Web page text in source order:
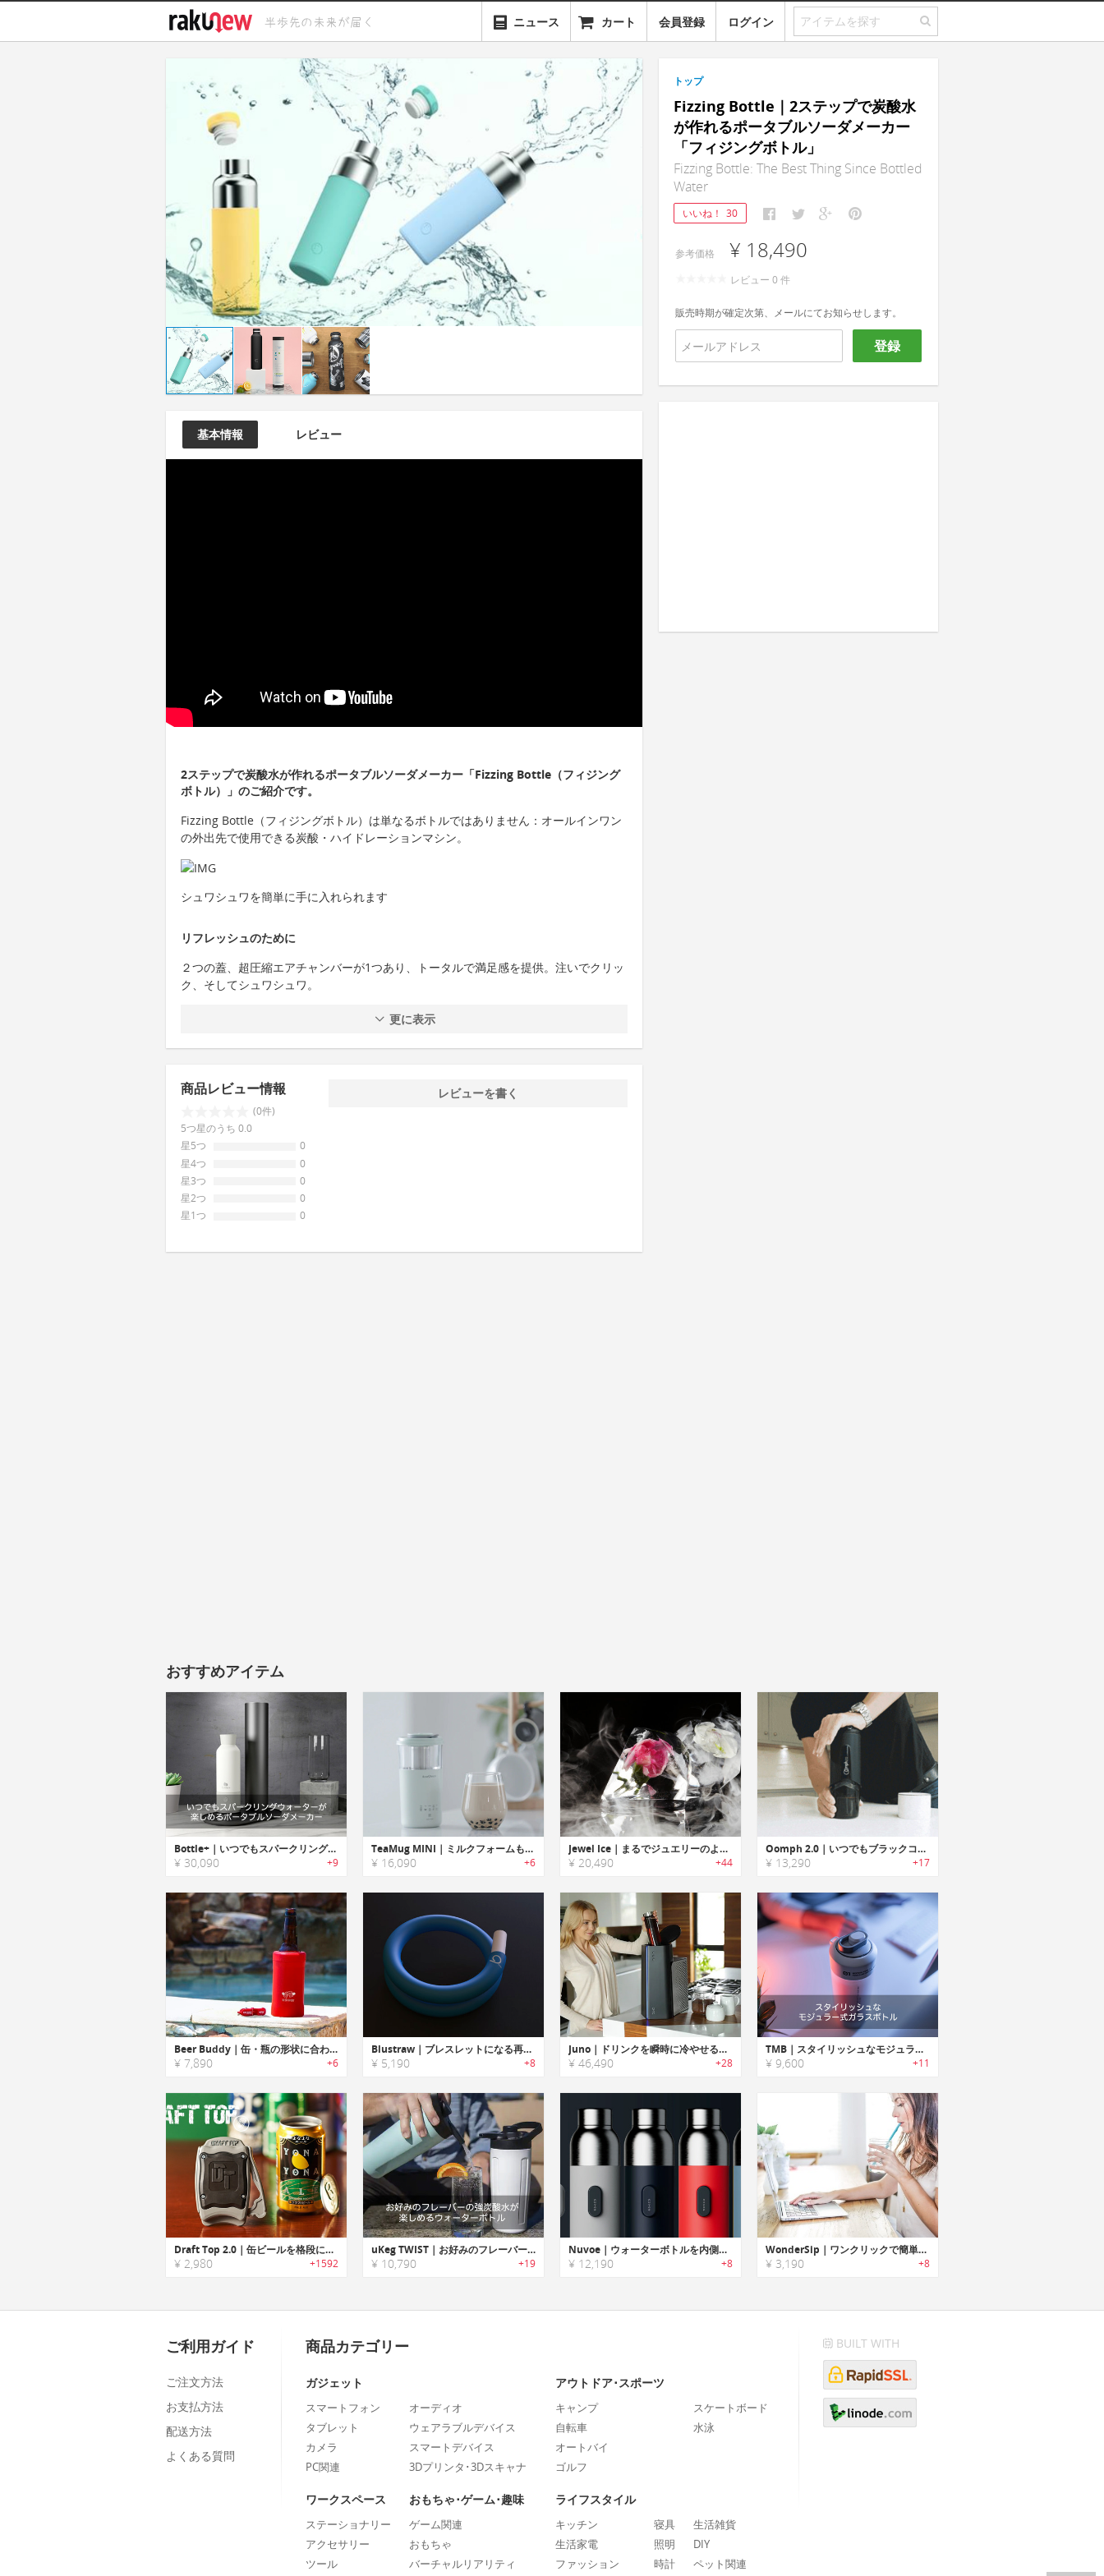
ニュース カート 会員登録 ログイン
基本情報 レビュー
2ステップで炭酸水が作れるポータブルソーダメーカー「Fizzing Bottle（フィジング
ボトル）」のご紹介です。
Fizzing Bottle（フィジングボトル）は単なるボトルではありません：オールインワン
の外出先で使用できる炭酸・ハイドレーションマシン。
シュワシュワを簡単に手に入れられます
リフレッシュのために
２つの蓋、超圧縮エアチャンバーが1つあり、トータルで満足感を提供。注いでクリッ
ク、そしてシュワシュワ。
更に表示
商品レビュー情報
(0件)
5つ星のうち 0.0
星5つ
0
星4つ
0
星3つ
0
星2つ
0
星1つ
0
レビューを書く
トップ
Fizzing Bottle｜2ステップで炭酸水
が作れるポータブルソーダメーカー
「フィジングボトル」
Fizzing Bottle: The Best Thing Since Bottled
Water
いいね！ 30
参考価格 ¥ 18,490
レビュー 0 件
販売時期が確定次第、メールにてお知らせします。
登録
おすすめアイテム
Bottle+｜いつでもスパークリングウォーターが楽しめるポータブルソーダメーカー「ボトルプラス」
¥ 30,090 +9
TeaMug MINI｜ミルクフォームも作れるミルクティーメーカー「ティーマグミニ」
¥ 16,090 +6
Jewel Ice｜まるでジュエリーのような氷が作れるピュアアイスメーカー「ジュエルアイス」
¥ 20,490 +44
Oomph 2.0｜いつでもブラックコーヒーが楽しめる2-in-1のコーヒーメーカー「オーフ2.0」
¥ 13,290 +17
Beer Buddy｜缶・瓶の形状に合わせて使用できるオールインワン真空断熱カバー「ビアバディー」
¥ 7,890 +6
Blustraw｜ブレスレットになる再使用可能なシリコン製ストロー「ブルーストロー」
¥ 5,190 +8
Juno｜ドリンクを瞬時に冷やせるハイテクドリンククーラー「ジュノ」
¥ 46,490 +28
TMB｜スタイリッシュなモジュラー式ガラスボトル
¥ 9,600 +11
Draft Top 2.0｜缶ビールを格段に美味しくする、日本規格の缶にあわせたオープナー
¥ 2,980 +1592
uKeg TWIST｜お好みのフレーバーの強炭酸水が楽しめるウォーターボトル「uKegツイスト」
¥ 10,790 +19
Nuvoe｜ウォーターボトルを内側から洗浄するUV-Cクリーナー「ニューヴォ」
¥ 12,190 +8
WonderSip｜ワンクリックで簡単クリーニングできるエコストロー「ワンダーシップ」
¥ 3,190 +8
ご利用ガイド
ご注文方法
お支払方法
配送方法
よくある質問
商品カテゴリー
ガジェット
スマートフォン
タブレット
カメラ
PC関連
オーディオ
ウェアラブルデバイス
スマートデバイス
3Dプリンタ･3Dスキャナ
アウトドア･スポーツ
キャンプ
自転車
オートバイ
ゴルフ
スケートボード
水泳
ワークスペース
ステーショナリー
アクセサリー
ツール
おもちゃ･ゲーム･趣味
ゲーム関連
おもちゃ
バーチャルリアリティ
ライフスタイル
キッチン
生活家電
ファッション
寝具
照明
時計
生活雑貨
DIY
ペット関連
BUILT WITH